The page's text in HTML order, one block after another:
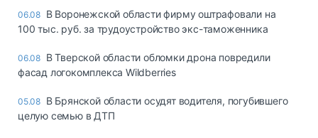
06.08 В Воронежской области фирму оштрафовали на
100 тыс. руб. за трудоустройство экс-таможенника
06.08 В Тверской области обломки дрона повредили
фасад логокомплекса Wildberries
05.08 В Брянской области осудят водителя, погубившего
целую семью в ДТП